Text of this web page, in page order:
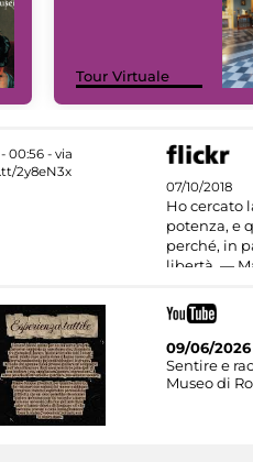
Tour Virtuale
07/10/2018
Ho cercato
potenza, e
perché, in
libertà. —
09/06/2026
Sentire e
Museo di